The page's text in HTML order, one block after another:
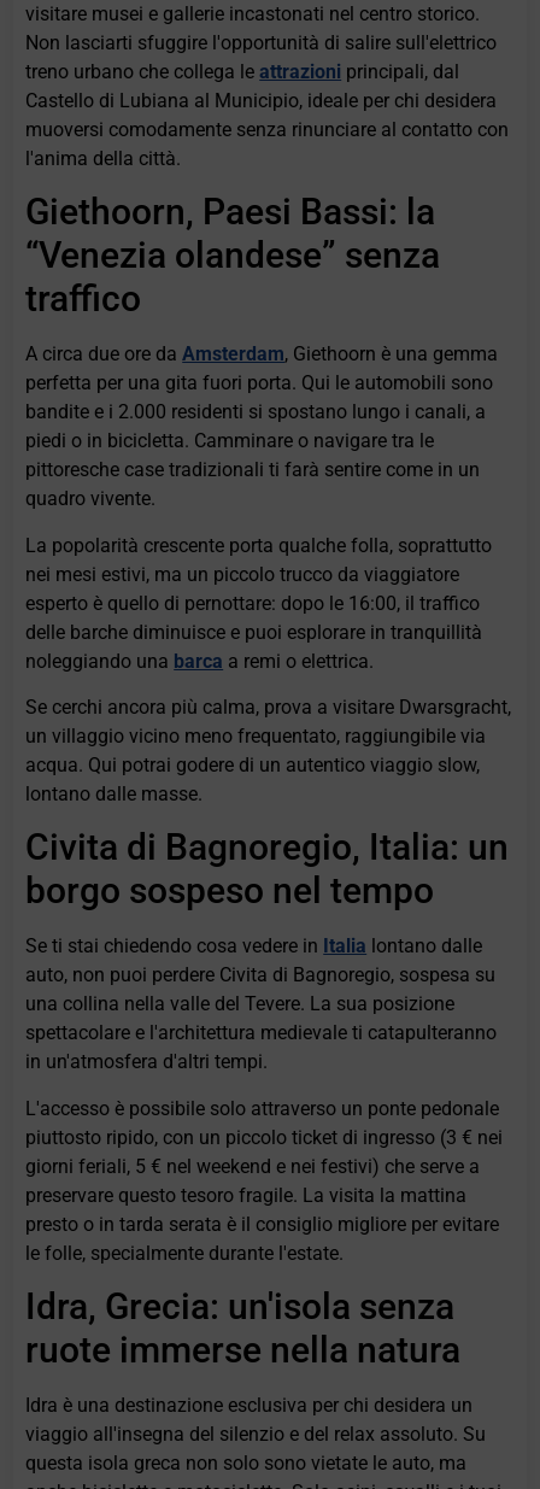
visitare musei e gallerie incastonati nel centro storico.
Non lasciarti sfuggire l'opportunità di salire sull'elettrico
treno urbano che collega leattrazioni principali, dal
Castello di Lubiana al Municipio, ideale per chi desidera
muoversi comodamente senza rinunciare al contatto con
l'anima della città.
Giethoorn, Paesi Bassi: la
“Venezia olandese” senza
traffico
A circa due ore daAmsterdam, Giethoorn è una gemma
perfetta per una gita fuori porta. Qui le automobili sono
bandite e i 2.000 residenti si spostano lungo i canali, a
piedi o in bicicletta. Camminare o navigare tra le
pittoresche case tradizionali ti farà sentire come in un
quadro vivente.
La popolarità crescente porta qualche folla, soprattutto
nei mesi estivi, ma un piccolo trucco da viaggiatore
esperto è quello di pernottare: dopo le 16:00, il traffico
delle barche diminuisce e puoi esplorare in tranquillità
noleggiando una barca a remi o elettrica.
Se cerchi ancora più calma, prova a visitare Dwarsgracht,
un villaggio vicino meno frequentato, raggiungibile via
acqua. Qui potrai godere di un autentico viaggio slow,
lontano dalle masse.
Civita di Bagnoregio, Italia: un
borgo sospeso nel tempo
Se ti stai chiedendo cosa vedere in Italia lontano dalle
auto, non puoi perdere Civita di Bagnoregio, sospesa su
una collina nella valle del Tevere. La sua posizione
spettacolare e l'architettura medievale ti catapulteranno
in un'atmosfera d'altri tempi.
L'accesso è possibile solo attraverso un ponte pedonale
piuttosto ripido, con un piccolo ticket di ingresso (3 € nei
giorni feriali, 5 € nel weekend e nei festivi) che serve a
preservare questo tesoro fragile. La visita la mattina
presto o in tarda serata è il consiglio migliore per evitare
le folle, specialmente durante l'estate.
Idra, Grecia: un'isola senza
ruote immerse nella natura
Idra è una destinazione esclusiva per chi desidera un
viaggio all'insegna del silenzio e del relax assoluto. Su
questa isola greca non solo sono vietate le auto, ma